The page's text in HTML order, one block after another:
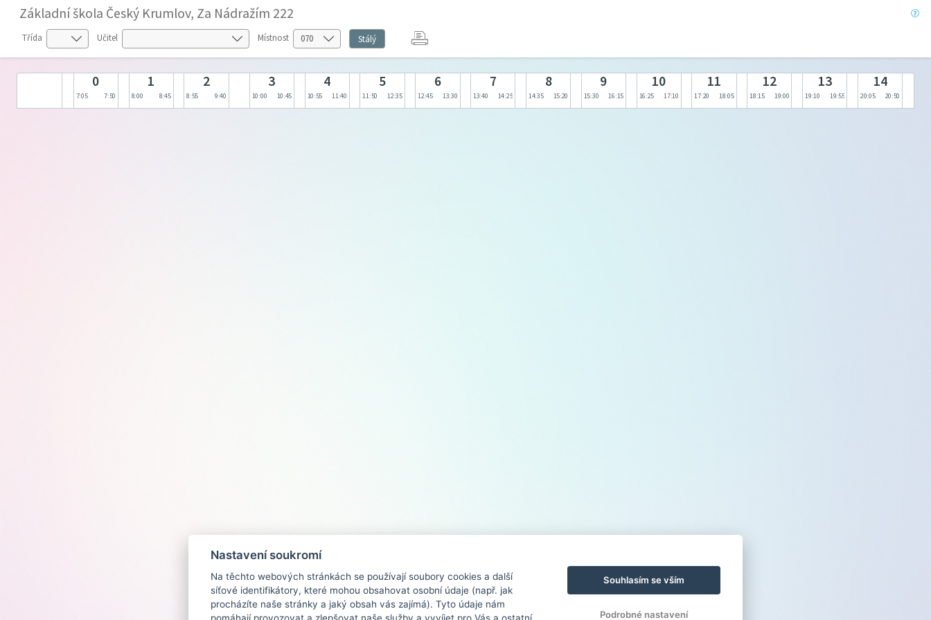
Základní škola Český Krumlov, Za Nádražím 222
Třída Učitel Místnost Stálý
0
7:05 7:50
1
8:00 8:45
2
8:55 9:40
3
10:00 10:45
4
10:55 11:40
5
11:50 12:35
6
12:45 13:30
7
13:40 14:25
8
14:35 15:20
9
15:30 16:15
10
16:25 17:10
11
17:20 18:05
12
18:15 19:00
13
19:10 19:55
14
20:05 20:50
Nastavení soukromí
Na těchto webových stránkách se používají soubory cookies a další
síťové identifikátory, které mohou obsahovat osobní údaje (např. jak
procházíte naše stránky a jaký obsah vás zajímá). Tyto údaje nám
Souhlasím se vším
Podrobné nastavení